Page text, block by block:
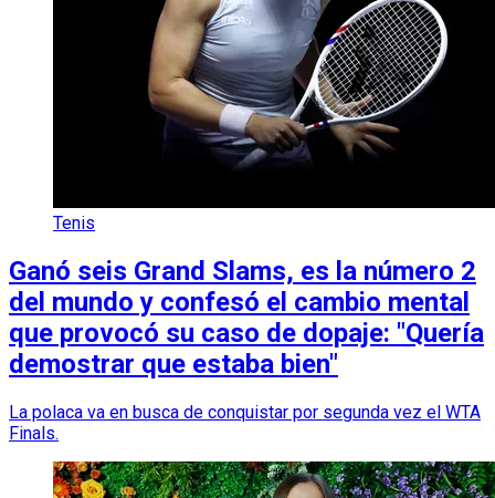
Tenis
Ganó seis Grand Slams, es la número 2
del mundo y confesó el cambio mental
que provocó su caso de dopaje: "Quería
demostrar que estaba bien"
La polaca va en busca de conquistar por segunda vez el WTA
Finals.